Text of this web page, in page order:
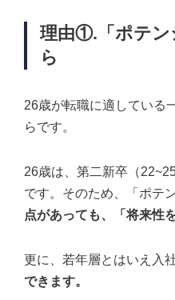
理由①.「ポテン
ら
26歳が転職に適している
らです。
26歳は、第二新卒（
です。そのため、「ポテ
点があっても、「将来性
更に、若年層とはいえ入
できます。